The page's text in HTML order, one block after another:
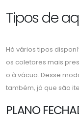
Tipos de
Há vários tipos
os coletores mais
o à vácuo. Desse
também, já que são
PLANO